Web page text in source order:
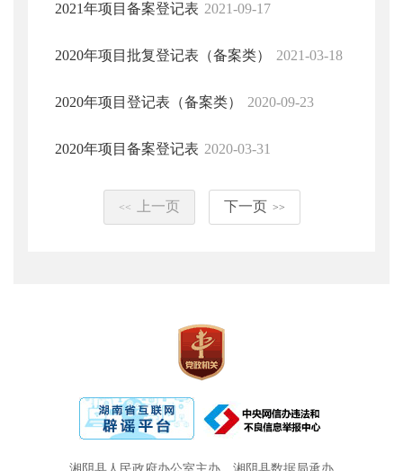
2021年项目备案登记表 2021-09-17
2020年项目批复登记表（备案类） 2021-03-18
2020年项目登记表（备案类） 2020-09-23
2020年项目备案登记表 2020-03-31
<< 上一页 下一页 >>